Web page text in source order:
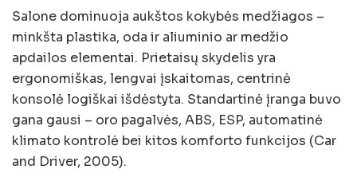
Salone dominuoja aukštos kokybės medžiagos –
minkšta plastika, oda ir aliuminio ar medžio
apdailos elementai. Prietaisų skydelis yra
ergonomiškas, lengvai įskaitomas, centrinė
konsolė logiškai išdėstyta. Standartinė įranga buvo
gana gausi – oro pagalvės, ABS, ESP, automatinė
klimato kontrolė bei kitos komforto funkcijos (Car
and Driver, 2005).